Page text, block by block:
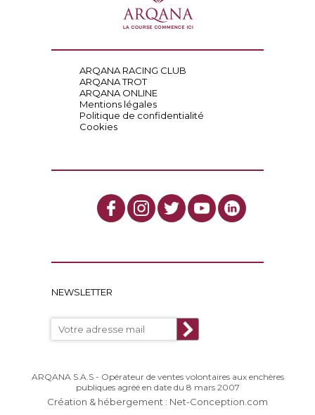
ARQANA RACING CLUB
ARQANA TROT
ARQANA ONLINE
Mentions légales
Politique de confidentialité
Cookies
NEWSLETTER
ARQANA S.A.S - Opérateur de ventes volontaires aux enchères
publiques agréé en date du 8 mars 2007
Création & hébergement : Net-Conception.com